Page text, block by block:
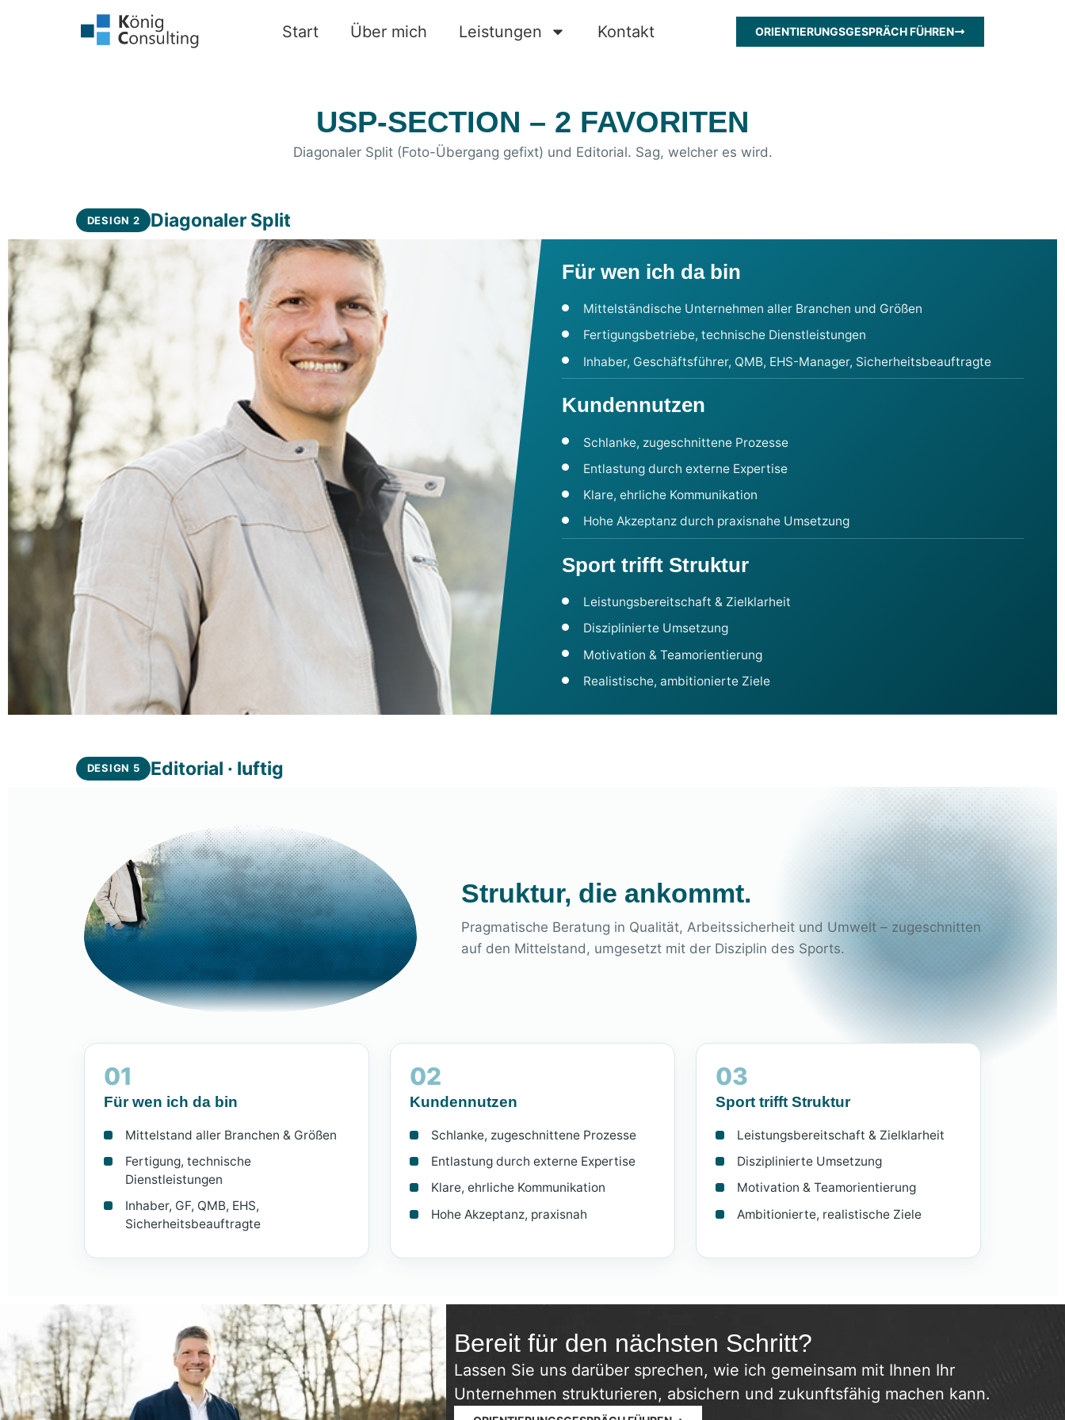
Start Über mich Leistungen Kontakt ORIENTIERUNGSGESPRÄCH FÜHREN
USP-SECTION – 2 FAVORITEN
Diagonaler Split (Foto-Übergang gefixt) und Editorial. Sag, welcher es wird.
DESIGN 2 Diagonaler Split
Für wen ich da bin
Mittelständische Unternehmen aller Branchen und Größen
Fertigungsbetriebe, technische Dienstleistungen
Inhaber, Geschäftsführer, QMB, EHS-Manager, Sicherheitsbeauftragte
Kundennutzen
Schlanke, zugeschnittene Prozesse
Entlastung durch externe Expertise
Klare, ehrliche Kommunikation
Hohe Akzeptanz durch praxisnahe Umsetzung
Sport trifft Struktur
Leistungsbereitschaft & Zielklarheit
Disziplinierte Umsetzung
Motivation & Teamorientierung
Realistische, ambitionierte Ziele
DESIGN 5 Editorial · luftig
Struktur, die ankommt.
Pragmatische Beratung in Qualität, Arbeitssicherheit und Umwelt – zugeschnitten
auf den Mittelstand, umgesetzt mit der Disziplin des Sports.
01
Für wen ich da bin
Mittelstand aller Branchen & Größen
Fertigung, technische
Dienstleistungen
Inhaber, GF, QMB, EHS,
Sicherheitsbeauftragte
02
Kundennutzen
Schlanke, zugeschnittene Prozesse
Entlastung durch externe Expertise
Klare, ehrliche Kommunikation
Hohe Akzeptanz, praxisnah
03
Sport trifft Struktur
Leistungsbereitschaft & Zielklarheit
Disziplinierte Umsetzung
Motivation & Teamorientierung
Ambitionierte, realistische Ziele
Bereit für den nächsten Schritt?
Lassen Sie uns darüber sprechen, wie ich gemeinsam mit Ihnen Ihr
Unternehmen strukturieren, absichern und zukunftsfähig machen kann.